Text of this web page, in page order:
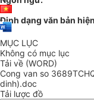
Định dạng văn bản
MỤC LỤC
Không có mục lục
Tải về (WORD)
Cong van so
dinh).doc
Tải lược đồ